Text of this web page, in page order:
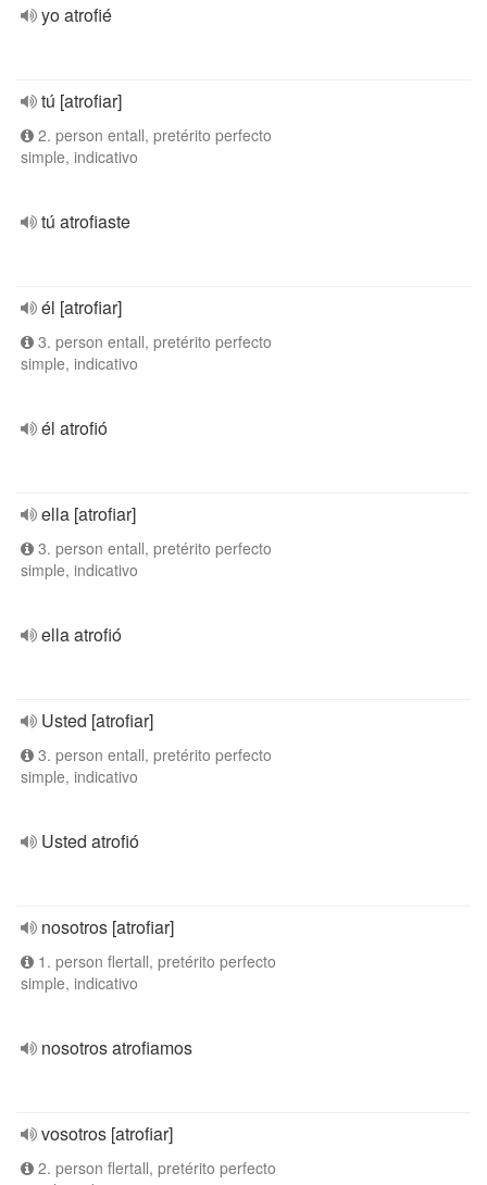
yo atrofié
tú [atrofiar]
2. person entall, pretérito perfecto
simple, indicativo
tú atrofiaste
él [atrofiar]
3. person entall, pretérito perfecto
simple, indicativo
él atrofió
ella [atrofiar]
3. person entall, pretérito perfecto
simple, indicativo
ella atrofió
Usted [atrofiar]
3. person entall, pretérito perfecto
simple, indicativo
Usted atrofió
nosotros [atrofiar]
1. person flertall, pretérito perfecto
simple, indicativo
nosotros atrofiamos
vosotros [atrofiar]
2. person flertall, pretérito perfecto